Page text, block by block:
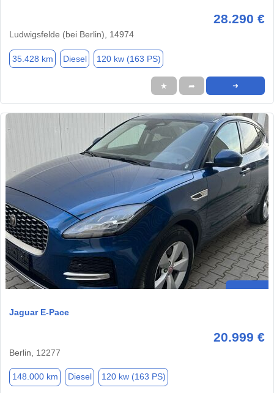
28.290 €
Ludwigsfelde (bei Berlin), 14974
35.428 km Diesel 120 kw (163 PS)
★ ➦ ➜
Jaguar E-Pace
20.999 €
Berlin, 12277
148.000 km Diesel 120 kw (163 PS)